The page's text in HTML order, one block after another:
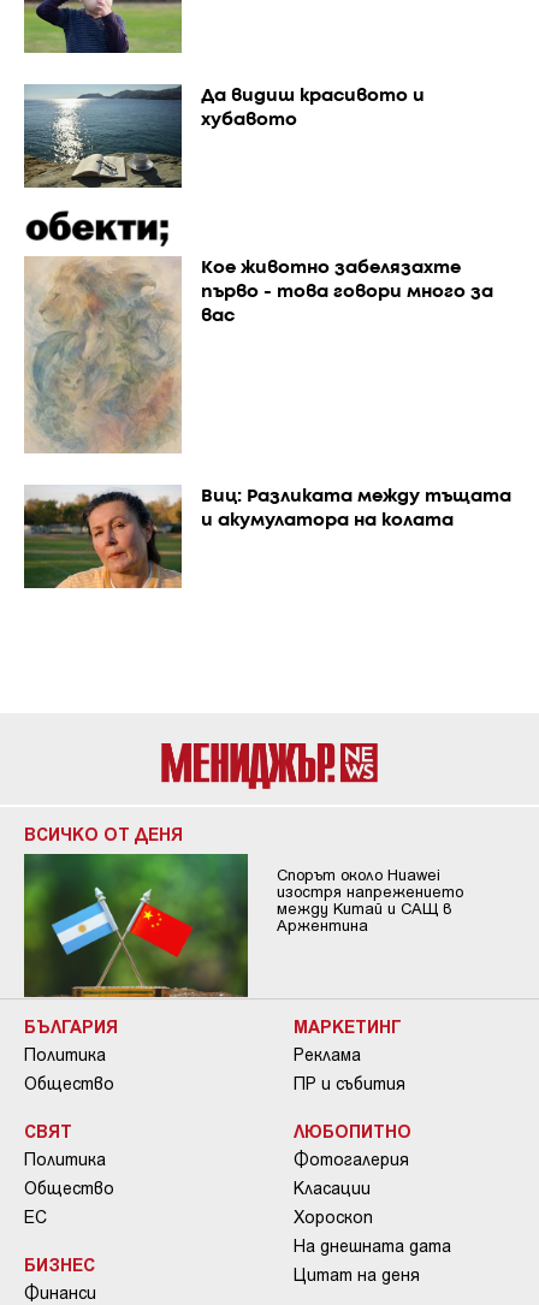
Да видиш красивото и
хубавото
Кое животно забелязахте
първо - това говори много за
вас
Виц: Разликата между тъщата
и акумулатора на колата
ВСИЧКО ОТ ДЕНЯ
Спорът около Huawei
изостря напрежението
между Китай и САЩ в
Аржентина
БЪЛГАРИЯ
Политика
Общество
СВЯТ
Политика
Общество
ЕС
БИЗНЕС
Финанси
МАРКЕТИНГ
Реклама
ПР и събития
ЛЮБОПИТНО
Фотогалерия
Класации
Хороскоп
На днешната дата
Цитат на деня